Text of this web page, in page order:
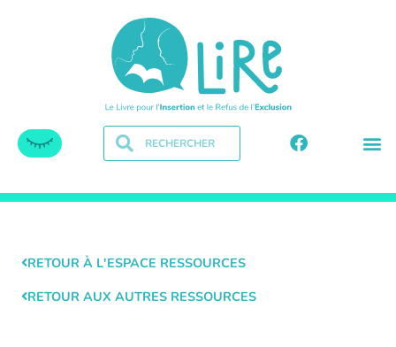
RETOUR À L'ESPACE RESSOURCES
RETOUR AUX AUTRES RESSOURCES